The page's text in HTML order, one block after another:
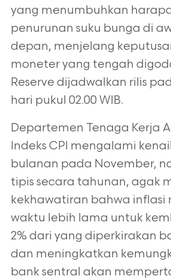
yang menumbuhkan
penurunan suku bunga di
depan, menjelang
moneter yang tengah
Reserve dijadwalkan rilis
hari pukul 02.00 WIB.
Departemen Tenaga Kerja
Indeks CPI mengalami
bulanan pada November,
tipis secara tahunan, agak
kekhawatiran bahwa inflasi
waktu lebih lama untuk
2% dari yang diperkirakan
dan meningkatkan
bank sentral akan